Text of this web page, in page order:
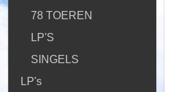
78 TOEREN
LP'S
SINGELS
LP's